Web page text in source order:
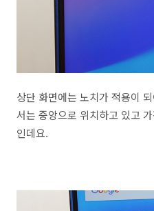
상단 화면에는 노치가 적용이
서는 중앙으로 위치하고 있고
인데요.